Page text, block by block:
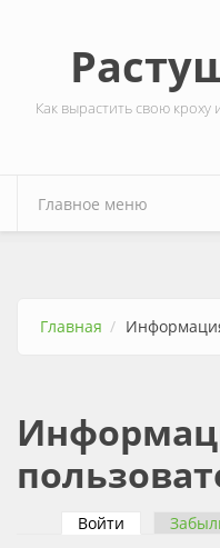
Как вырастить свою кроху
Главная
Войти (активная